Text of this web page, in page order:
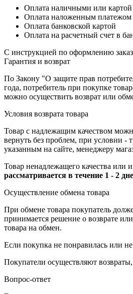
Оплата наличными или
Оплата наложенным
Оплата банковской картой
Оплата на расчетный счет в
С инструкцией по оформлению
Гарантия и возврат
По Закону "О защите прав
года, потребитель при покупке
можно осуществить возврат или
Условия возврата товара
Товар с надлежащим качеством
вернуть без проблем, при условии -
указанным на сайте, менеджеру
Товар ненадлежащего качества
рассматривается в течение 1 - 2
Осуществление обмена товара
При обмене товара покупатель
принимается решение о возврате
товара на обмен.
Если покупка не понравилась или
Покупатели осуществляют
Вопрос-ответ